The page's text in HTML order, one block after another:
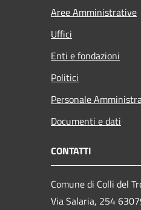
Aree Amministrative
Uffici
Enti e fondazioni
Politici
Personale
Documenti e dati
CONTATTI
Comune di Colli del
Via Salaria, 254